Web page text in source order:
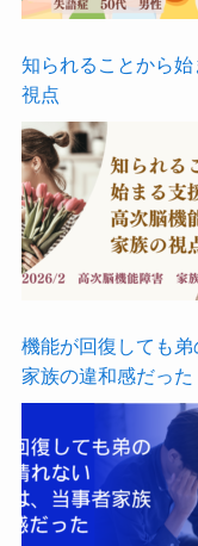
知られることから
視点
機能が回復しても
家族の違和感だった